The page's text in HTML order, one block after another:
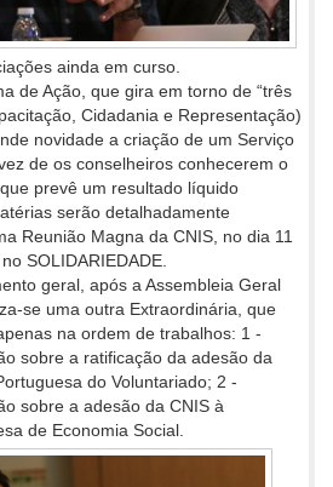
ainda em curso.
de Ação, que gira em torno de “três
Cidadania e Representação)
novidade a criação de um Serviço
de os conselheiros conhecerem o
prevê um resultado líquido
serão detalhadamente
Reunião Magna da CNIS, no dia 11
SOLIDARIEDADE.
geral, após a Assembleia Geral
se uma outra Extraordinária, que
na ordem de trabalhos: 1 -
sobre a ratificação da adesão da
do Voluntariado; 2 -
sobre a adesão da CNIS à
de Economia Social.